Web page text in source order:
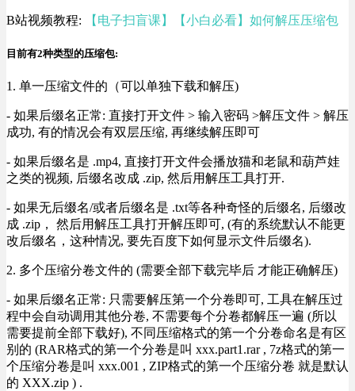
B站视频教程: 【电子扫盲课】【小白必看】如何解压压缩包
目前有2种类型的压缩包:
1. 单一压缩文件的（可以单独下载和解压)
- 如果后缀名正常: 直接打开文件 > 输入密码 >解压文件 > 解压
成功, 有的情况会有双层压缩, 再继续解压即可
- 如果后缀名是 .mp4, 直接打开文件会播放猫和老鼠和葫芦娃
之类的视频, 后缀名改成 .zip, 然后用解压工具打开.
- 如果无后缀名/或者后缀名是 .txt等各种奇怪的后缀名, 后缀改
成 .zip， 然后用解压工具打开解压即可, (有的系统默认不能更
改后缀名，这种情况, 要先百度下如何显示文件后缀名).
2. 多个压缩分卷文件的 (需要全部下载完毕后 才能正确解压)
- 如果后缀名正常: 只需要解压第一个分卷即可, 工具在解压过
程中会自动调用其他分卷, 不需要每个分卷都解压一遍 (所以
需要提前全部下载好), 不同压缩格式的第一个分卷命名是有区
别的 (RAR格式的第一个分卷是叫 xxx.part1.rar , 7z格式的第一
个压缩分卷是叫 xxx.001 , ZIP格式的第一个压缩分卷 就是默认
的 XXX.zip ) .